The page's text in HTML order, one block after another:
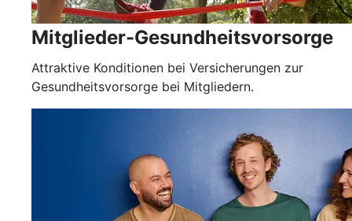
Mitglieder-Gesundheitsvorsorge
Attraktive Konditionen bei Versicherungen zur
Gesundheitsvorsorge bei Mitgliedern.